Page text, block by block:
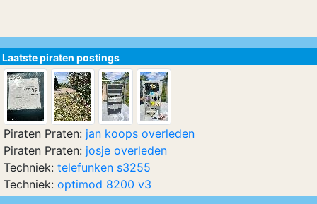
Laatste piraten postings
Piraten Praten: jan koops overleden
Piraten Praten: josje overleden
Techniek: telefunken s3255
Techniek: optimod 8200 v3